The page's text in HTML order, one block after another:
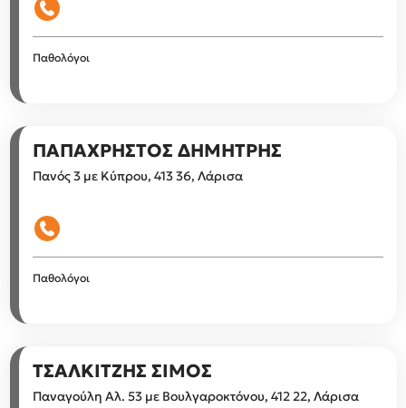
Παθολόγοι
ΠΑΠΑΧΡΗΣΤΟΣ ΔΗΜΗΤΡΗΣ
Πανός 3 με Κύπρου, 413 36, Λάρισα
Παθολόγοι
ΤΣΑΛΚΙΤΖΗΣ ΣΙΜΟΣ
Παναγούλη Αλ. 53 με Βουλγαροκτόνου, 412 22, Λάρισα